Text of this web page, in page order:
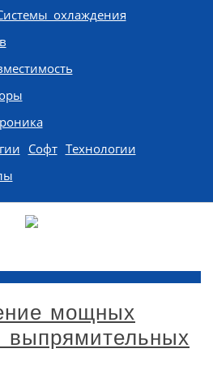
охлаждения
Софт Технологии
мощных
выпрямительных